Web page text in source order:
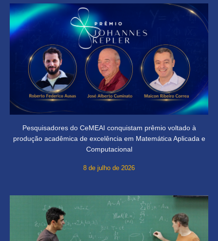
Pesquisadores do CeMEAI conquistam prêmio voltado à
produção acadêmica de excelência em Matemática Aplicada e
Computacional
8 de julho de 2026